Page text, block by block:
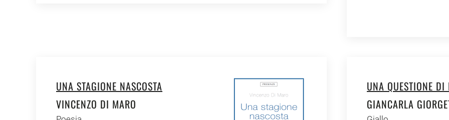
UNA STAGIONE NASCOSTA
VINCENZO DI MARO
UNA QUESTIONE DI
GIANCARLA